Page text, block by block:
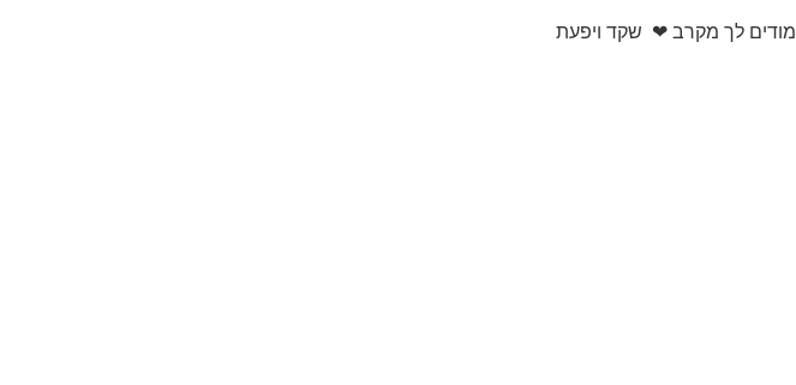
מודים לך מקרב ❤ שקד ויפעת